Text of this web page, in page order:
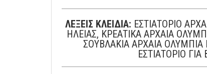
ΛΕΞΕΙΣ ΚΛΕΙΔΙΑ: ΕΣΤΙΑΤΟΡΙΟ
ΗΛΕΙΑΣ, ΚΡΕΑΤΙΚΑ ΑΡΧΑΙΑ
ΣΟΥΒΛΑΚΙΑ ΑΡΧΑΙΑ ΟΛΥΜΠΙΑ
ΕΣΤΙΑΤΟΡΙΟ